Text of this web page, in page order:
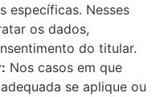
específicas. Nesses
os dados,
do titular.
Nos casos em que
se aplique ou